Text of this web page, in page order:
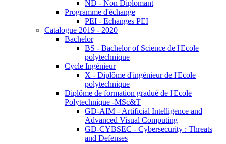
ND - Non Diplomant
Programme d'échange
PEI - Echanges PEI
Catalogue 2019 - 2020
Bachelor
BS - Bachelor of Science de l'Ecole
polytechnique
Cycle Ingénieur
X - Diplôme d'ingénieur de l'Ecole
polytechnique
Diplôme de formation gradué de l'Ecole
Polytechnique -MSc&T
GD-AIM - Artificial Intelligence and
Advanced Visual Computing
GD-CYBSEC - Cybersecurity : Threats
and Defenses